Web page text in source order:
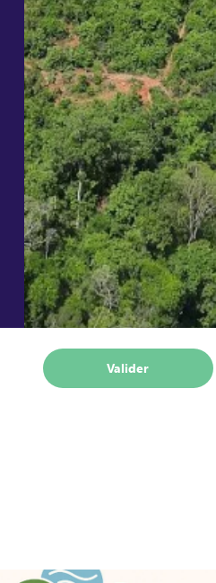
Valider